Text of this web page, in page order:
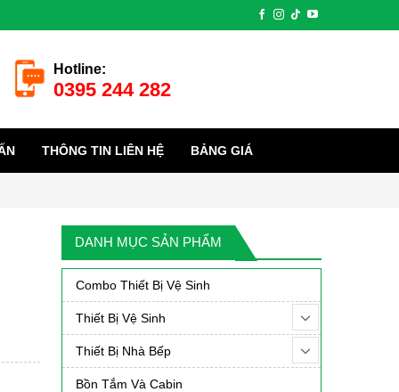
Hotline:
0395 244 282
THÔNG TIN LIÊN HỆ BẢNG GIÁ
DANH MỤC SẢN PHẨM
Combo Thiết Bị Vệ Sinh
Thiết Bị Vệ Sinh
Thiết Bị Nhà Bếp
Bồn Tắm Và Cabin